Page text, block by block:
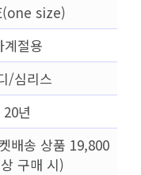
size)
계절용
/심리스
20년
배송 상품 19,800
구매 시)